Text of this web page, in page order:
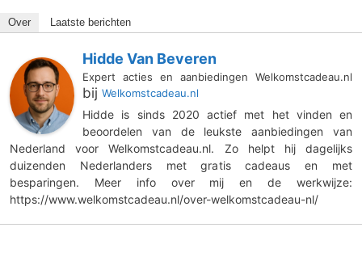
Over Laatste berichten
Hidde Van Beveren
Expert acties en aanbiedingen Welkomstcadeau.nl
bij Welkomstcadeau.nl
Hidde is sinds 2020 actief met het vinden en
beoordelen van de leukste aanbiedingen van
Nederland voor Welkomstcadeau.nl. Zo helpt hij dagelijks
duizenden Nederlanders met gratis cadeaus en met
besparingen. Meer info over mij en de werkwijze:
https://www.welkomstcadeau.nl/over-welkomstcadeau-nl/